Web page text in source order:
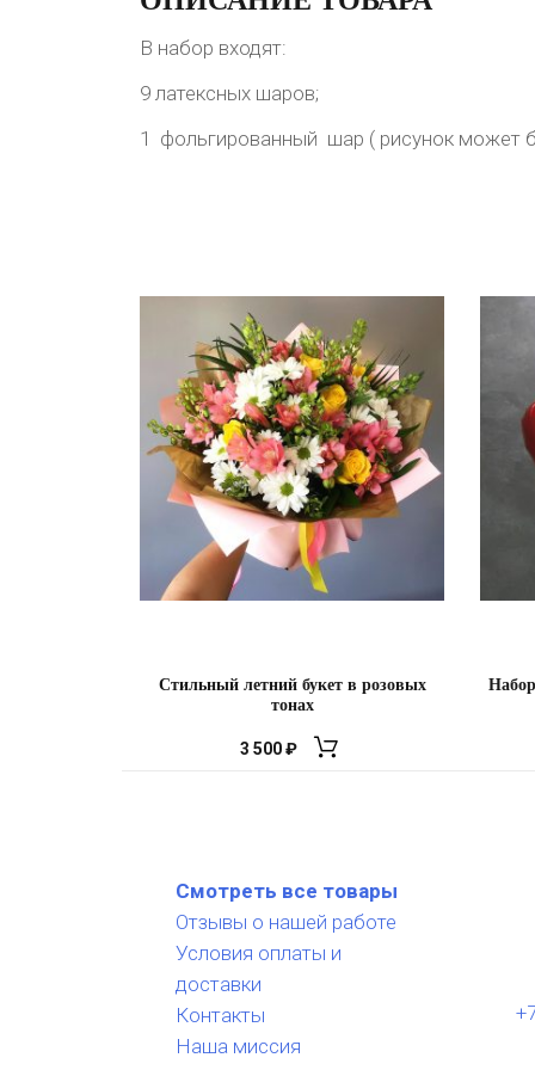
В набор входят:
9 латексных шаров;
1 фольгированный шар ( рисунок может
Стильный летний букет в розовых
тонах
3 500₽
Смотреть все товары
Отзывы о нашей работе
Условия оплаты и
доставки
Контакты
Наша миссия